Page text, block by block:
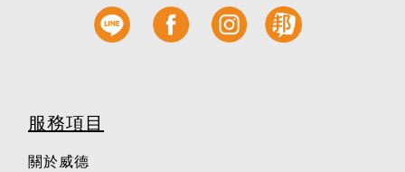
服務項目
關於威德